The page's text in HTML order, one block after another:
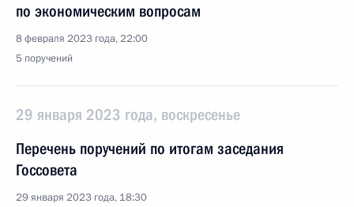
по экономическим вопросам
8 февраля 2023 года, 22:00
5 поручений
29 января 2023 года, воскресенье
Перечень поручений по итогам заседания
Госсовета
29 января 2023 года, 18:30